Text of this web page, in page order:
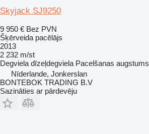
Skyjack SJ9250
9 950 € Bez PVN
Šķērveida pacēlājs
2013
2 232 m/st
Degviela dīzeļdegviela Pacelšanas augstums
Nīderlande, Jonkerslan
BONTEBOK TRADING B.V
Sazināties ar pārdevēju